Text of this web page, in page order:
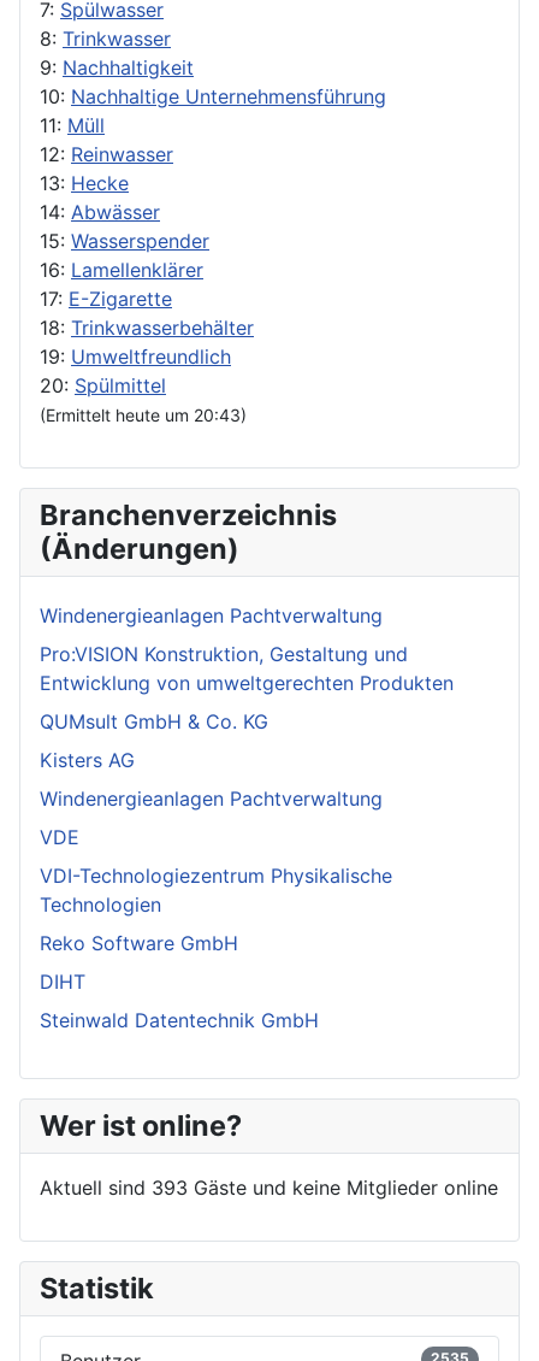
7: Spülwasser
8: Trinkwasser
9: Nachhaltigkeit
10: Nachhaltige Unternehmensführung
11: Müll
12: Reinwasser
13: Hecke
14: Abwässer
15: Wasserspender
16: Lamellenklärer
17: E-Zigarette
18: Trinkwasserbehälter
19: Umweltfreundlich
20: Spülmittel
(Ermittelt heute um 20:43)
Branchenverzeichnis
(Änderungen)
Windenergieanlagen Pachtverwaltung
Pro:VISION Konstruktion, Gestaltung und
Entwicklung von umweltgerechten Produkten
QUMsult GmbH & Co. KG
Kisters AG
Windenergieanlagen Pachtverwaltung
VDE
VDI-Technologiezentrum Physikalische
Technologien
Reko Software GmbH
DIHT
Steinwald Datentechnik GmbH
Wer ist online?
Aktuell sind 393 Gäste und keine Mitglieder online
Statistik